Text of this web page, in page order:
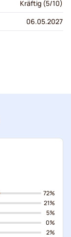
Kräftig (5/10)
06.05.2027
72%
21%
5%
0%
2%